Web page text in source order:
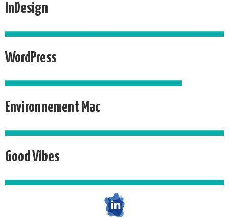
InDesign
WordPress
Environnement Mac
Good Vibes